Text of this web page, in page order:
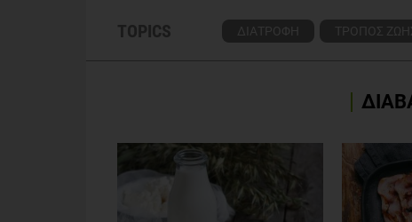
TOPICS ΔΙΑΤΡΟΦΗ ΤΡΟΠΟΣ